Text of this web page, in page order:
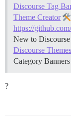
Discourse Tag
Theme Creator
https://
New to Discourse
Discourse Themes
Category
?